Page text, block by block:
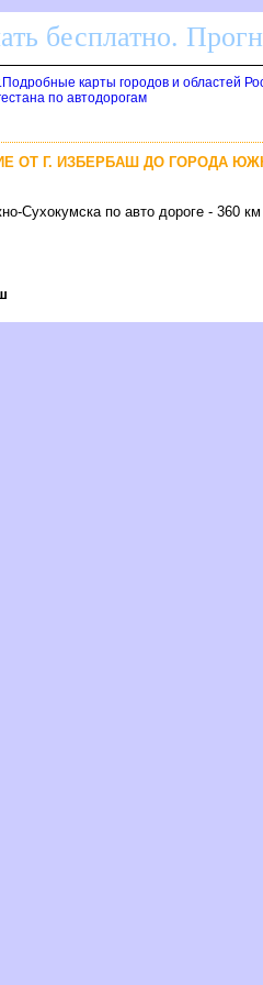
бесплатно.
карты городов и областей
по автодорогам
ОТ Г. ИЗБЕРБАШ ДО ГОРОДА
Сухокумска по авто дороге - 360 км